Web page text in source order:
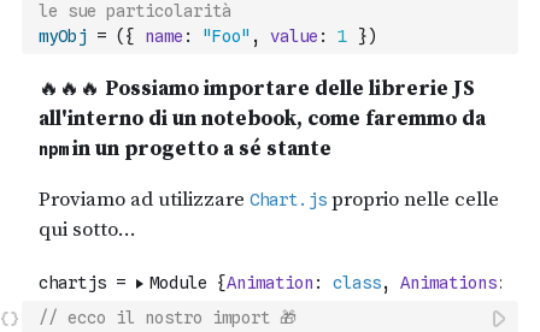
le sue particolarità
myObj
= ( { name : "Foo" , value : 1 })
// ecco il nostro import 🎁